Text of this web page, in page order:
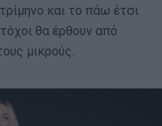
και το πάω έτσι
θα έρθουν από
μικρούς.